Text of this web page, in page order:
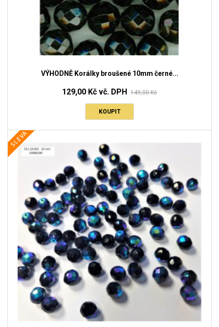
VÝHODNĚ Korálky broušené 10mm černé...
129,00 Kč vč. DPH 149,00 Kč
KOUPIT